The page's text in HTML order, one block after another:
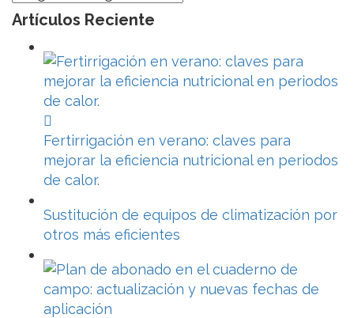
Artículos Reciente
Fertirrigación en verano: claves para
mejorar la eficiencia nutricional en periodos
de calor.
Sustitución de equipos de climatización por
otros más eficientes